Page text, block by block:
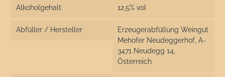
Alkoholgehalt 12,5% vol
Abfüller / Hersteller
Erzeugerabfüllung Weingut
Mehofer Neudeggerhof, A-
3471 Neudegg 14,
Österreich